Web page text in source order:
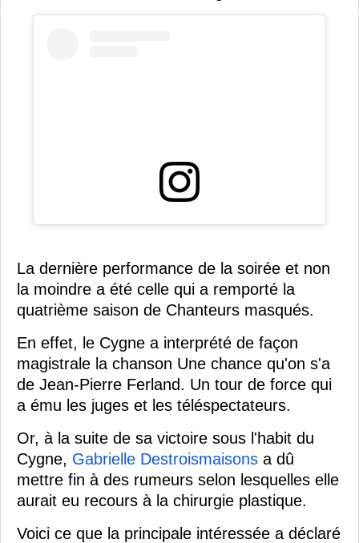
La dernière performance de la soirée et non
la moindre a été celle qui a remporté la
quatrième saison de Chanteurs masqués.
En effet, le Cygne a interprété de façon
magistrale la chanson Une chance qu'on s'a
de Jean-Pierre Ferland. Un tour de force qui
a ému les juges et les téléspectateurs.
Or, à la suite de sa victoire sous l'habit du
Cygne, Gabrielle Destroismaisons a dû
mettre fin à des rumeurs selon lesquelles elle
aurait eu recours à la chirurgie plastique.
Voici ce que la principale intéressée a déclaré